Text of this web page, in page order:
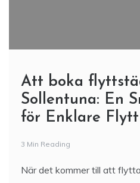
Att boka
Sollentuna: En
för Enklare Flytt
3 Min Reading
När det kommer till att